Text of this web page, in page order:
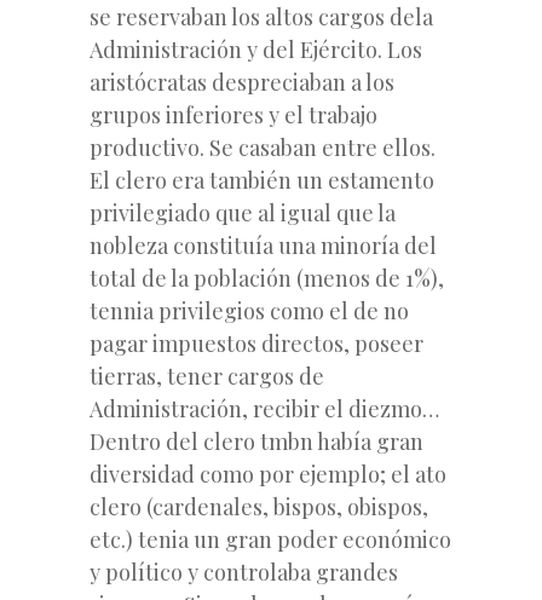
se reservaban los altos cargos dela
Administración y del Ejército. Los
aristócratas despreciaban a los
grupos inferiores y el trabajo
productivo. Se casaban entre ellos.
El clero era también un estamento
privilegiado que al igual que la
nobleza constituía una minoría del
total de la población (menos de 1%),
tennia privilegios como el de no
pagar impuestos directos, poseer
tierras, tener cargos de
Administración, recibir el diezmo…
Dentro del clero tmbn había gran
diversidad como por ejemplo; el ato
clero (cardenales, bispos, obispos,
etc.) tenia un gran poder económico
y político y controlaba grandes